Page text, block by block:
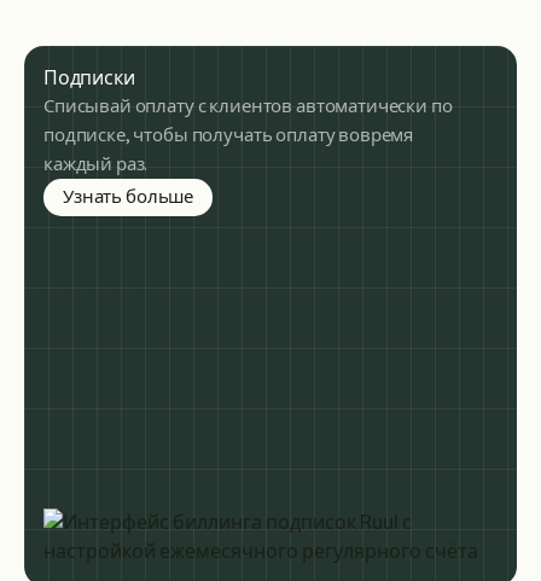
Подписки
Списывай оплату с клиентов автоматически по
подписке, чтобы получать оплату вовремя
каждый раз.
Узнать большеabout subscription billing